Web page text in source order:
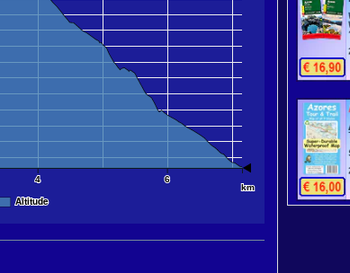
4 6
km
Altitude